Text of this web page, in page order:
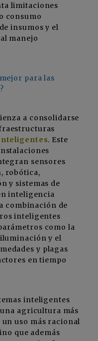
limitaciones
consumo
insumos y el
manejo
para las
a consolidarse
. Este
sensores
robótica,
y sistemas de
inteligencia
combinación de
inteligentes
como la
y el
y plagas
en tiempo
inteligentes
agricultura más
uso más racional
que además